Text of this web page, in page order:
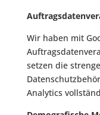
Wir haben mit
setzen die
Analytics